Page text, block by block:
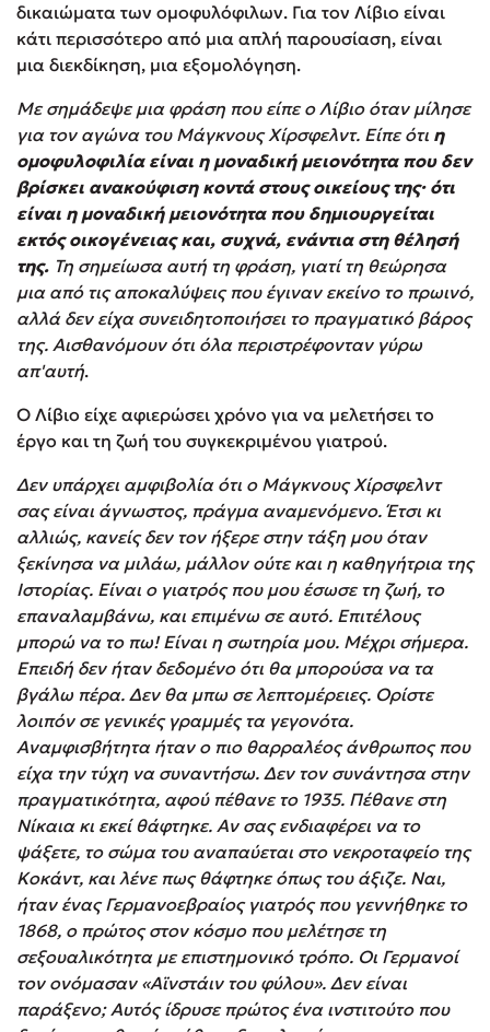
δικαιώματα των ομοφυλόφιλων. Για τον Λίβιο είναι
κάτι περισσότερο από μια απλή παρουσίαση, είναι
μια διεκδίκηση, μια εξομολόγηση.
Με σημάδεψε μια φράση που είπε ο Λίβιο όταν μίλησε
για τον αγώνα του Μάγκνους Χίρσφελντ. Είπε ότι η
ομοφυλοφιλία είναι η μοναδική μειονότητα που δεν
βρίσκει ανακούφιση κοντά στους οικείους της· ότι
είναι η μοναδική μειονότητα που δημιουργείται
εκτός οικογένειας και, συχνά, ενάντια στη θέλησή
της. Τη σημείωσα αυτή τη φράση, γιατί τη θεώρησα
μια από τις αποκαλύψεις που έγιναν εκείνο το πρωινό,
αλλά δεν είχα συνειδητοποιήσει το πραγματικό βάρος
της. Αισθανόμουν ότι όλα περιστρέφονταν γύρω
απ'αυτή.
Ο Λίβιο είχε αφιερώσει χρόνο για να μελετήσει το
έργο και τη ζωή του συγκεκριμένου γιατρού.
Δεν υπάρχει αμφιβολία ότι ο Μάγκνους Χίρσφελντ
σας είναι άγνωστος, πράγμα αναμενόμενο. Έτσι κι
αλλιώς, κανείς δεν τον ήξερε στην τάξη μου όταν
ξεκίνησα να μιλάω, μάλλον ούτε και η καθηγήτρια της
Ιστορίας. Είναι ο γιατρός που μου έσωσε τη ζωή, το
επαναλαμβάνω, και επιμένω σε αυτό. Επιτέλους
μπορώ να το πω! Είναι η σωτηρία μου. Μέχρι σήμερα.
Επειδή δεν ήταν δεδομένο ότι θα μπορούσα να τα
βγάλω πέρα. Δεν θα μπω σε λεπτομέρειες. Ορίστε
λοιπόν σε γενικές γραμμές τα γεγονότα.
Αναμφισβήτητα ήταν ο πιο θαρραλέος άνθρωπος που
είχα την τύχη να συναντήσω. Δεν τον συνάντησα στην
πραγματικότητα, αφού πέθανε το 1935. Πέθανε στη
Νίκαια κι εκεί θάφτηκε. Αν σας ενδιαφέρει να το
ψάξετε, το σώμα του αναπαύεται στο νεκροταφείο της
Κοκάντ, και λένε πως θάφτηκε όπως του άξιζε. Ναι,
ήταν ένας Γερμανοεβραίος γιατρός που γεννήθηκε το
1868, ο πρώτος στον κόσμο που μελέτησε τη
σεξουαλικότητα με επιστημονικό τρόπο. Οι Γερμανοί
τον ονόμασαν «Αϊνστάιν του φύλου». Δεν είναι
παράξενο; Αυτός ίδρυσε πρώτος ένα ινστιτούτο που